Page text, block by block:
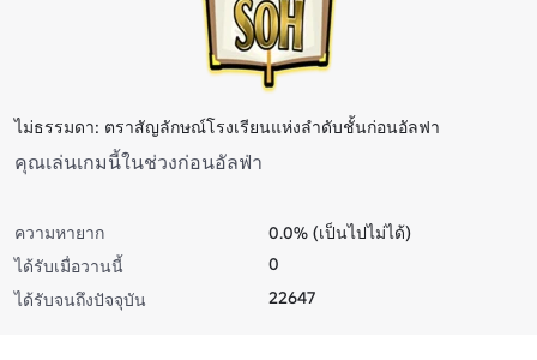
ไม่ธรรมดา: ตราสัญลักษณ์โรงเรียนแห่งลําดับชั้นก่อนอัลฟา
คุณเล่นเกมนี้ในช่วงก่อนอัลฟ่า
ความหายาก
0.0% (เป็นไปไม่ได้)
ได้รับเมื่อวานนี้
0
ได้รับจนถึงปัจจุบัน
22647